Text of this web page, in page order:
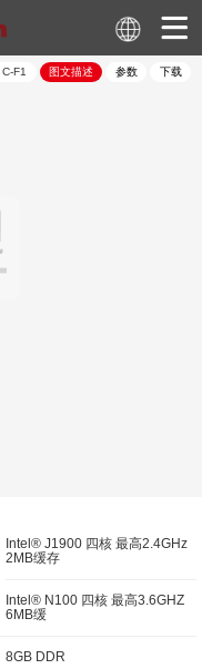
C-F1 图文描述 参数 下载
Intel® J1900 四核 最高2.4GHz
2MB缓存
Intel® N100 四核 最高3.6GHZ
6MB缓
8GB DDR